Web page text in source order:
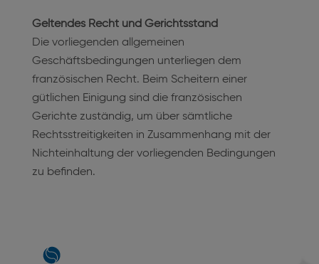
Geltendes Recht und Gerichtsstand
Die vorliegenden allgemeinen
Geschäftsbedingungen unterliegen dem
französischen Recht. Beim Scheitern einer
gütlichen Einigung sind die französischen
Gerichte zuständig, um über sämtliche
Rechtsstreitigkeiten in Zusammenhang mit der
Nichteinhaltung der vorliegenden Bedingungen
zu befinden.
Main